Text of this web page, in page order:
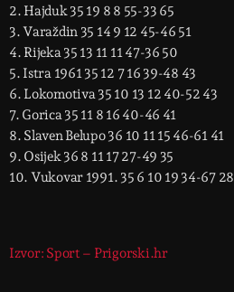
2. Hajduk 35 19 8 8 55-33 65
3. Varaždin 35 14 9 12 45-46 51
4. Rijeka 35 13 11 11 47-36 50
5. Istra 1961 35 12 7 16 39-48 43
6. Lokomotiva 35 10 13 12 40-52 43
7. Gorica 35 11 8 16 40-46 41
8. Slaven Belupo 36 10 11 15 46-61 41
9. Osijek 36 8 11 17 27-49 35
10. Vukovar 1991. 35 6 10 19 34-67 28
Izvor: Sport – Prigorski.hr